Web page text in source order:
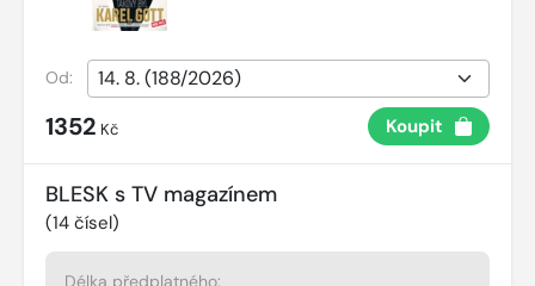
Od:
1352 Kč Koupit
BLESK s TV magazínem
(14 čísel)
Délka předplatného: